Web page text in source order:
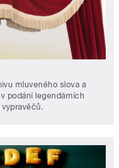
mluveného slova a
podání legendárních